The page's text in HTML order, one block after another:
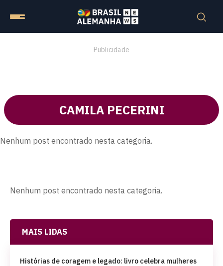
Publicidade
CAMILA PECERINI
Nenhum post encontrado nesta categoria.
Nenhum post encontrado nesta categoria.
MAIS LIDAS
Histórias de coragem e legado: livro celebra mulheres